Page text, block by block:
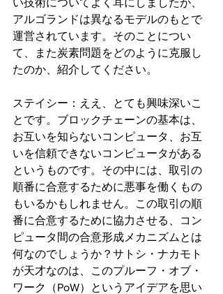
アルゴランドは異なるモデルのもとで
運営されています。そのことについ
て、また炭素問題をどのように克服し
たのか、紹介してください。
ステイシー：ええ、とても興味深いこ
とです。ブロックチェーンの基本は、
お互いを知らないコンピュータ、お互
いを信頼できないコンピュータがある
というものです。その中には、取引の
順番に合意するために悪事を働くもの
もいるかもしれません。この取引の順
番に合意するために協力させる、コン
ピュータ間の合意形成メカニズムとは
何なのでしょうか？サトシ・ナカモト
が天才なのは、このプルーフ・オブ・
ワーク（PoW）というアイデアを思い